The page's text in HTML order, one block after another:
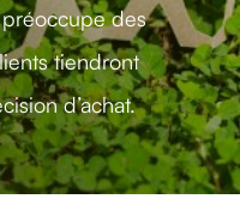
des
tiendront
d’achat.